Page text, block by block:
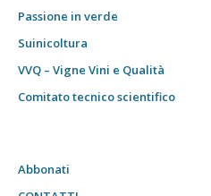
Passione in verde
Suinicoltura
VVQ – Vigne Vini e Qualità
Comitato tecnico scientifico
Abbonati